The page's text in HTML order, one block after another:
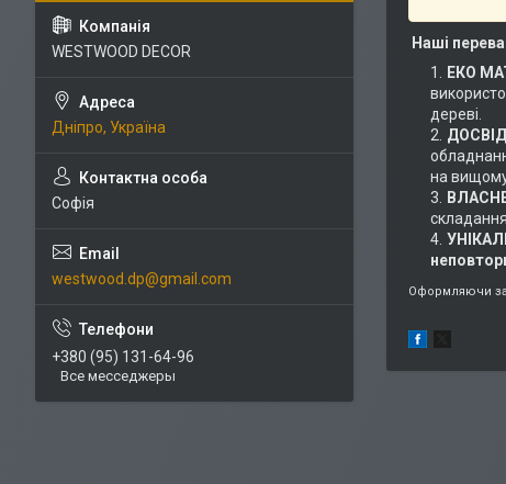
Наші
ЕКО
дереві.
ДОСВІД
на вищому
Оформляючи
WESTWOOD DECOR
Дніпро, Україна
Софія
westwood.dp@gmail.com
+380 (95) 131-64-96
Все месседжеры